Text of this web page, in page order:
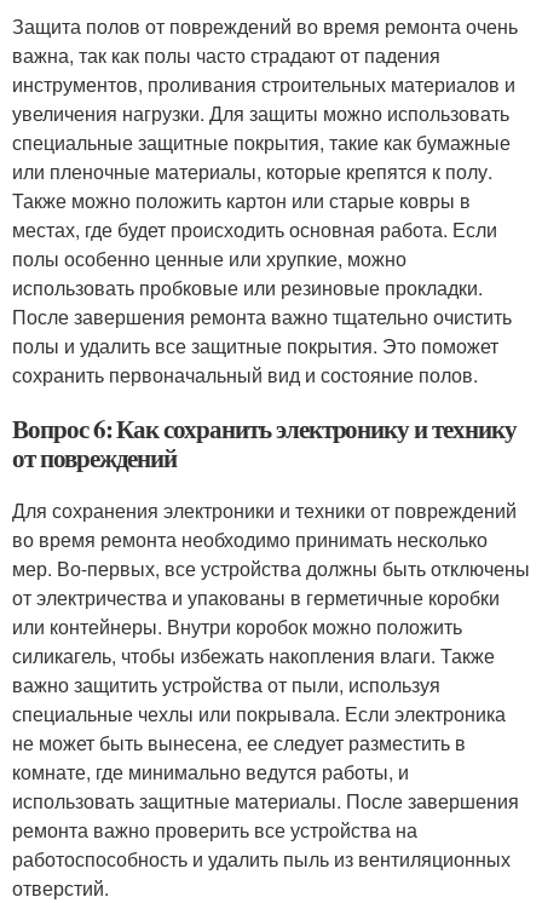
Защита полов от повреждений во время ремонта очень
важна, так как полы часто страдают от падения
инструментов, проливания строительных материалов и
увеличения нагрузки. Для защиты можно использовать
специальные защитные покрытия, такие как бумажные
или пленочные материалы, которые крепятся к полу.
Также можно положить картон или старые ковры в
местах, где будет происходить основная работа. Если
полы особенно ценные или хрупкие, можно
использовать пробковые или резиновые прокладки.
После завершения ремонта важно тщательно очистить
полы и удалить все защитные покрытия. Это поможет
сохранить первоначальный вид и состояние полов.
Вопрос 6: Как сохранить электронику и технику
от повреждений
Для сохранения электроники и техники от повреждений
во время ремонта необходимо принимать несколько
мер. Во-первых, все устройства должны быть отключены
от электричества и упакованы в герметичные коробки
или контейнеры. Внутри коробок можно положить
силикагель, чтобы избежать накопления влаги. Также
важно защитить устройства от пыли, используя
специальные чехлы или покрывала. Если электроника
не может быть вынесена, ее следует разместить в
комнате, где минимально ведутся работы, и
использовать защитные материалы. После завершения
ремонта важно проверить все устройства на
работоспособность и удалить пыль из вентиляционных
отверстий.